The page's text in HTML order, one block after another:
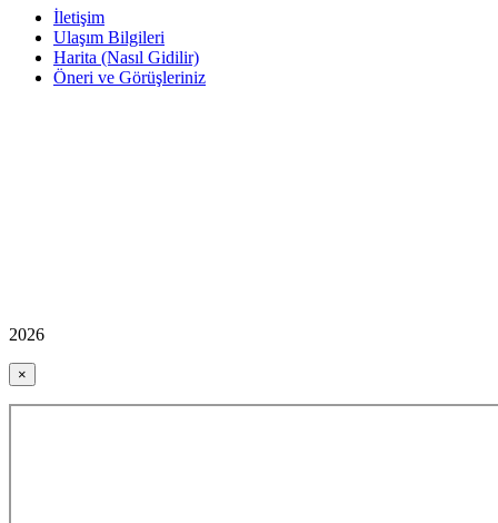
İletişim
Ulaşım Bilgileri
Harita (Nasıl Gidilir)
Öneri ve Görüşleriniz
2026
×